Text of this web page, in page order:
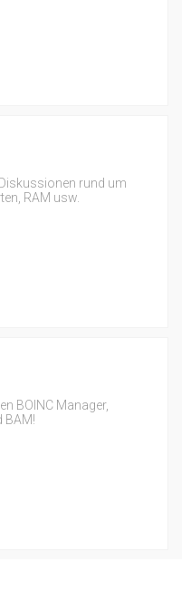
rund um
RAM usw.
BOINC Manager,
BAM!